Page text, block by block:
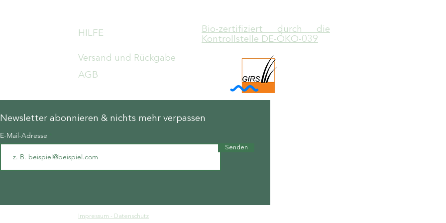
HILFE
Bio-zertifiziert durch die
Kontrollstelle DE-ÖKO-039
Versand und Rückgabe
AGB
Newsletter abonnieren & nichts mehr verpassen
E-Mail-Adresse
Senden
Impressum - Datenschutz